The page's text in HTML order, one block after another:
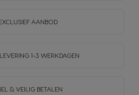
AANBOD
1-3 WERKDAGEN
& VEILIG BETALEN